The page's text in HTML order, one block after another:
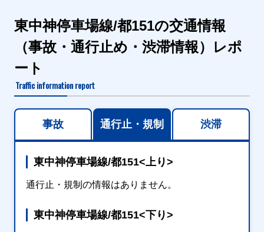
東中神停車場線/都151の交通情報
（事故・通行止め・渋滞情報）レポ
ート
Traffic information report
事故 通行止・規制 渋滞
東中神停車場線/都151<上り>
通行止・規制の情報はありません。
東中神停車場線/都151<下り>